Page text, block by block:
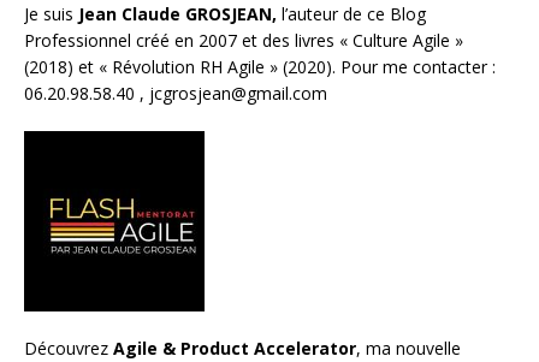
Je suis Jean Claude GROSJEAN, l’auteur de ce Blog
Professionnel créé en 2007 et des livres « Culture Agile »
(2018) et « Révolution RH Agile » (2020). Pour me contacter :
06.20.98.58.40 , jcgrosjean@gmail.com
Découvrez Agile & Product Accelerator, ma nouvelle